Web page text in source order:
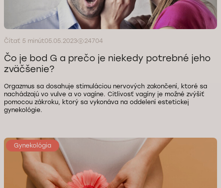
Čítať 5 minút05.05.2023 24704
Čo je bod G a prečo je niekedy potrebné jeho
zväčšenie?
Orgazmus sa dosahuje stimuláciou nervových zakončení, ktoré sa
nachádzajú vo vulve a vo vagíne. Citlivosť vagíny je možné zvýšiť
pomocou zákroku, ktorý sa vykonáva na oddelení estetickej
gynekológie.
Gynekológia